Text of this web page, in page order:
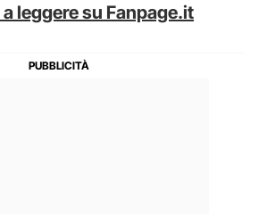
leggere su Fanpage.it